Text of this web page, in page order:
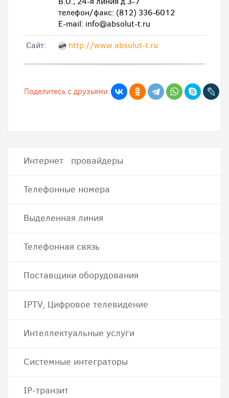
телефон/факс: (812) 336-6012
E-mail: info@absolut-t.ru
Cайт:
http://www.absolut-t.ru
Поделитесь с друзьями:
Интернет провайдеры
Телефонные номера
Выделенная линия
Телефонная связь
Поставщики оборудования
IPTV, Цифровое телевидение
Интеллектуальные услуги
Системные интеграторы
IP-транзит